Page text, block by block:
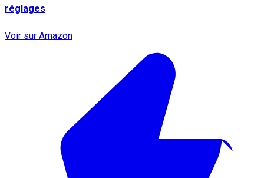
réglages
Voir sur Amazon